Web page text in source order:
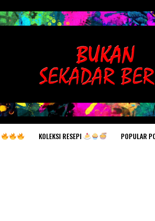
KOLEKSI RESEPI POPULAR